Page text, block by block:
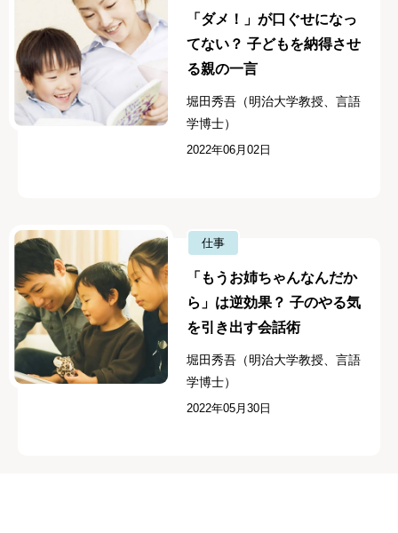
「ダメ！」が口ぐせになっ
てない？ 子どもを納得させ
る親の一言
堀田秀吾（明治大学教授、言語
学博士）
2022年06月02日
仕事
「もうお姉ちゃんなんだか
ら」は逆効果？ 子のやる気
を引き出す会話術
堀田秀吾（明治大学教授、言語
学博士）
2022年05月30日